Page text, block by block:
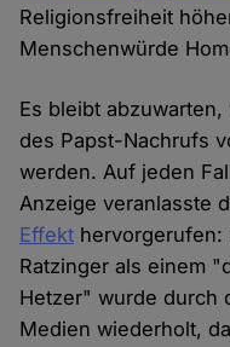
Religionsfreiheit
Menschenwürde
Es bleibt
des Papst-Nachrufs
werden. Auf jeden
Anzeige veranlasste
Effekt
Ratzinger als einem
Hetzer" wurde durch
Medien wiederholt,